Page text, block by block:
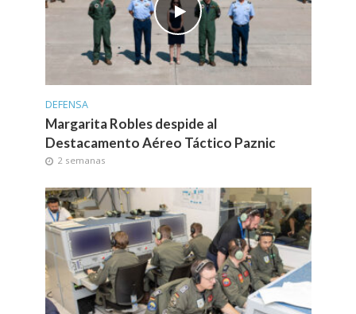
DEFENSA
Margarita Robles despide al
Destacamento Aéreo Táctico Paznic
2 semanas